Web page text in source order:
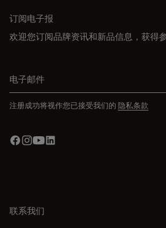
订阅电子报
欢迎您订阅品牌资讯和新品信息，获得
注册成功将视作您已接受我们的 隐私条款
联系我们